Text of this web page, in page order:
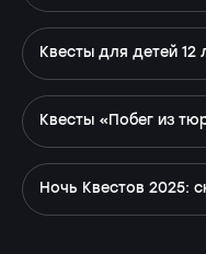
Квесты для детей 12
Квесты «Побег из
Ночь Квестов 2025: